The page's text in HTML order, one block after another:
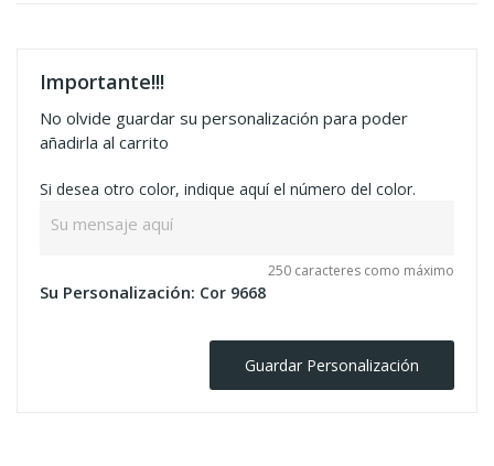
Importante!!!
No olvide guardar su personalización para poder
añadirla al carrito
Si desea otro color, indique aquí el número del color.
250 caracteres como máximo
Su Personalización: Cor 9668
Guardar Personalización